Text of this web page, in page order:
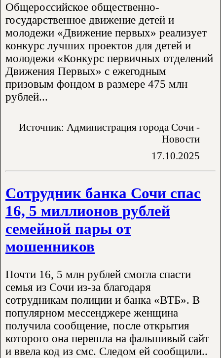
Общероссийское общественно-
государственное движение детей и
молодежи «Движение первых» реализует
конкурс лучших проектов для детей и
молодежи «Конкурс первичных отделений
Движения Первых» с ежегодным
призовым фондом в размере 475 млн
рублей...
Источник: Администрация города Сочи -
Новости
17.10.2025
Сотрудник банка Сочи спас
16, 5 миллионов рублей
семейной пары от
мошенников
Почти 16, 5 млн рублей смогла спасти
семья из Сочи из-за благодаря
сотрудникам полиции и банка «ВТБ». В
популярном мессенджере женщина
получила сообщение, после открытия
которого она перешла на фальшивый сайт
и ввела код из смс. Следом ей сообщили..